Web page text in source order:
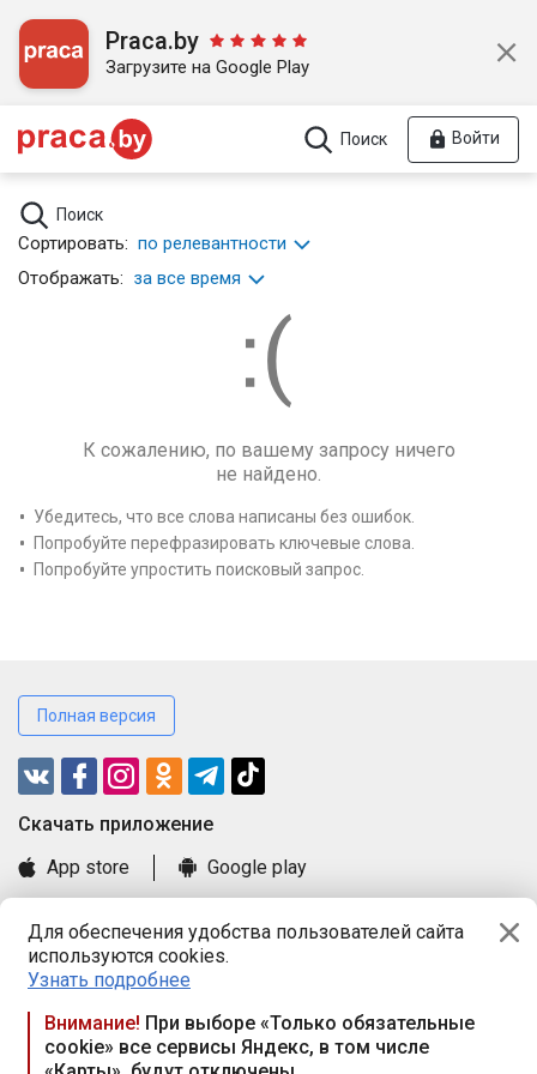
Для обеспечения удобства пользователей сайта
используются cookies.
Узнать подробнее
Внимание! При выборе «Только обязательные
cookie» все сервисы Яндекс, в том числе
Praca.by
Загрузите на Google Play
Поиск Войти
Поиск
Сортировать: по релевантности
Отображать: за все время
К сожалению, по вашему запросу ничего
не найдено.
Убедитесь, что все слова написаны без ошибок.
Попробуйте перефразировать ключевые слова.
Попробуйте упростить поисковый запрос.
Полная версия
Cкачать приложение
App store
Google play
Книга замечаний и предложений
Правила и документы
Praca.by © 2000—2026, ООО «ПРАЦА БАЙ»
Республика Беларусь, 220114, г. Минск, пр-т Независимости
117а, пом. № 9.